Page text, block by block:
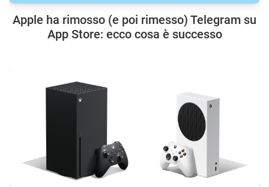
Apple ha rimosso (e poi rimesso) Telegram su
App Store: ecco cosa è successo